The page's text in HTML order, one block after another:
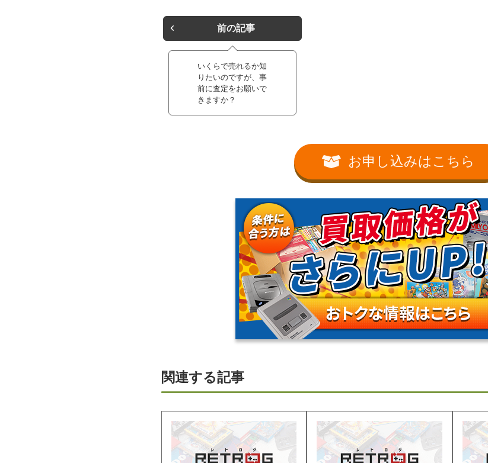
前の記事
いくらで売れるか知
りたいのですが、事
前に査定をお願いで
きますか？
お申し込みはこちら
関連する記事